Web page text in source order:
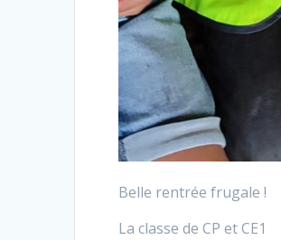
Belle rentrée frugale !
La classe de CP et CE1